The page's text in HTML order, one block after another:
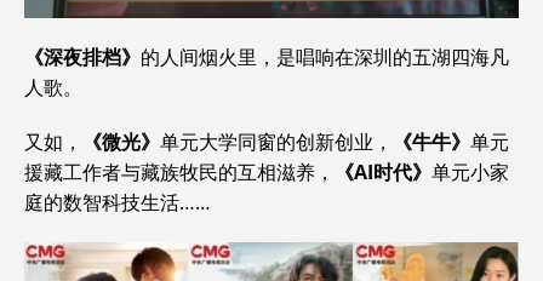
《深夜排档》 的人间烟火里，是唱响在深圳的五湖四海凡
人歌。
又如， 《微光》 单元大学同窗的创新创业， 《牛牛》 单元
援藏工作者与藏族牧民的互相滋养，
《AI时代》 单元小家
庭的数智科技生活……